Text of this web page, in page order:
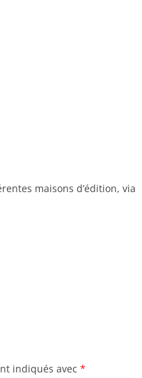
maisons d’édition, via
indiqués avec *